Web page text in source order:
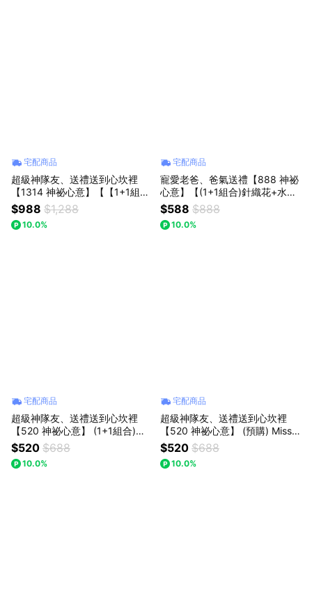
宅配商品
超級神隊友、送禮送到心坎裡
【1314 神祕心意】【【1+1組合
(紫玫瑰花束+草莓熊玩偶】】｜
【Missing想念你】｜紫玫瑰花
束：「微醺紫海」「法式晨曦」
$988 $1,288
10.0%
宅配商品
寵愛老爸、爸氣送禮【888 神祕
心意】【(1+1組合)針織花+水晶
熊】｜【Missing想念你】｜黃
色勿忘我針織花+皇冠水晶熊 :
七夕情人節/父親節(預購)
$588 $888
10.0%
宅配商品
超級神隊友、送禮送到心坎裡
【520 神祕心意】 (1+1組合)
【粉色迷你花束+粉晶鑰匙】｜
【Missing想念你】｜迷你口袋
花束 : 七夕情人節/父親節(預購)
$520 $688
10.0%
宅配商品
超級神隊友、送禮送到心坎裡
【520 神祕心意】 (預購) Missin
g想念你｜紫/藍/粉/橘 白針織泡
芙花束：手感告白溫度，送給最
懂浪漫的妳
$520 $688
10.0%